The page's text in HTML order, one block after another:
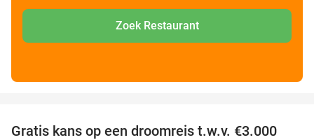
Zoek Restaurant
Gratis kans op een droomreis t.w.v. €3.000